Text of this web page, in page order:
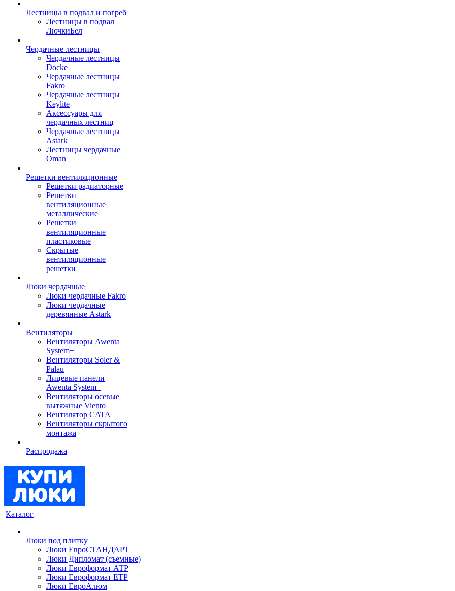
Лестницы в подвал и погреб
Лестницы в подвал
ЛючкиБел
Чердачные лестницы
Чердачные лестницы
Docke
Чердачные лестницы
Fakro
Чердачные лестницы
Keylite
Аксессуары для
чердачных лестниц
Чердачные лестницы
Astark
Лестницы чердачные
Oman
Решетки вентиляционные
Решетки радиаторные
Решетки
вентиляционные
металлические
Решетки
вентиляционные
пластиковые
Скрытые
вентиляционные
решетки
Люки чердачные
Люки чердачные Fakro
Люки чердачные
деревянные Astark
Вентиляторы
Вентиляторы Awenta
System+
Вентиляторы Soler &
Palau
Лицевые панели
Awenta System+
Вентиляторы осевые
вытяжные Viento
Вентилятор CATA
Вентиляторы скрытого
монтажа
Распродажа
Каталог
Люки под плитку
Люки ЕвроСТАНДАРТ
Люки Дипломат (съемные)
Люки Евроформат АТР
Люки Евроформат ЕТР
Люки ЕвроАлюм